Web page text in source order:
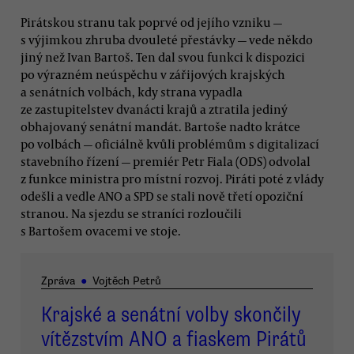
Pirátskou stranu tak poprvé od jejího vzniku —
s výjimkou zhruba dvouleté přestávky — vede někdo
jiný než Ivan Bartoš. Ten dal svou funkci k dispozici
po výrazném neúspěchu v zářijových krajských
a senátních volbách, kdy strana vypadla
ze zastupitelstev dvanácti krajů a ztratila jediný
obhajovaný senátní mandát. Bartoše nadto krátce
po volbách — oficiálně kvůli problémům s digitalizací
stavebního řízení — premiér Petr Fiala (ODS) odvolal
z funkce ministra pro místní rozvoj. Piráti poté z vlády
odešli a vedle ANO a SPD se stali nově třetí opoziční
stranou. Na sjezdu se straníci rozloučili
s Bartošem ovacemi ve stoje.
Zpráva ● Vojtěch Petrů
Krajské a senátní volby skončily
vítězstvím ANO a fiaskem Pirátů